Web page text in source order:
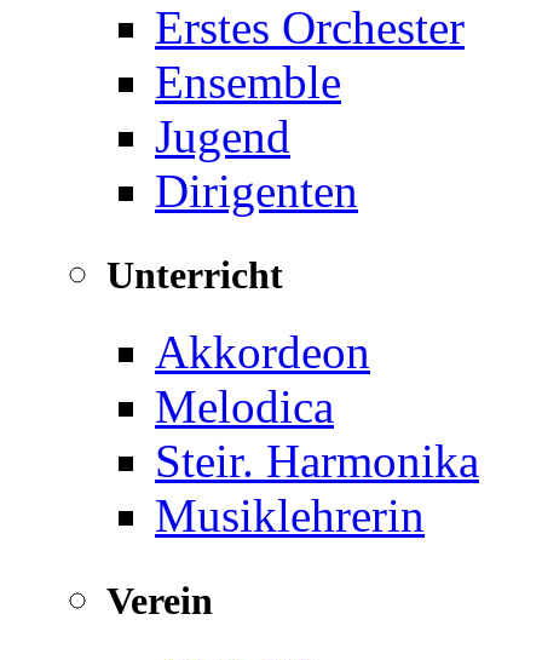
Erstes Orchester
Ensemble
Jugend
Dirigenten
Unterricht
Akkordeon
Melodica
Steir. Harmonika
Musiklehrerin
Verein